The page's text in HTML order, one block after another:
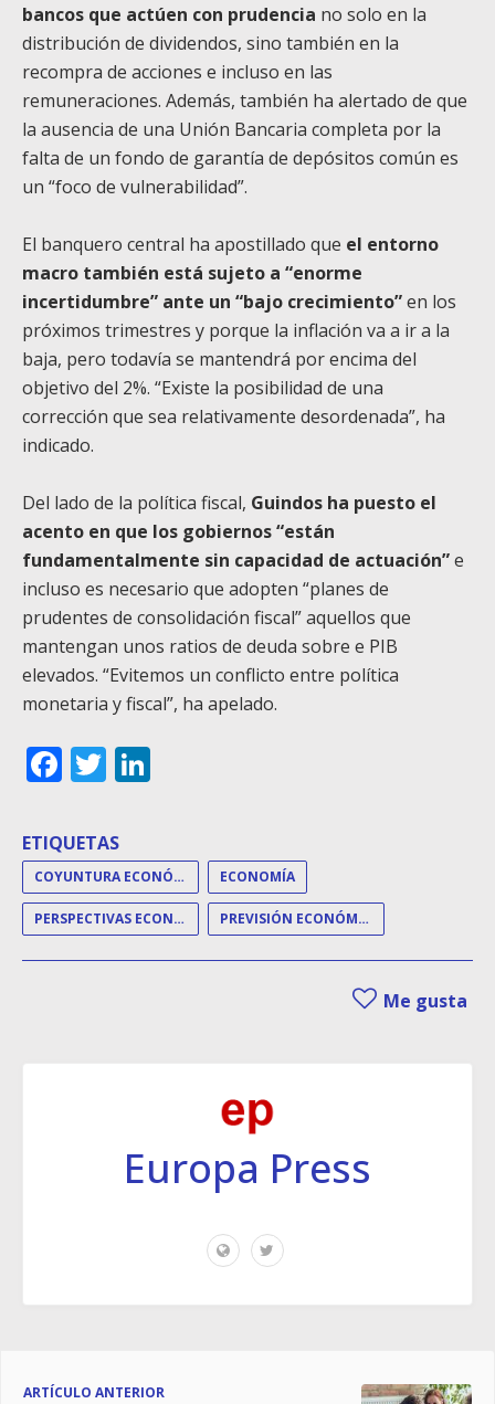
bancos que actúen con prudencia no solo en la
distribución de dividendos, sino también en la
recompra de acciones e incluso en las
remuneraciones. Además, también ha alertado de que
la ausencia de una Unión Bancaria completa por la
falta de un fondo de garantía de depósitos común es
un “foco de vulnerabilidad”.
El banquero central ha apostillado que el entorno
macro también está sujeto a “enorme
incertidumbre” ante un “bajo crecimiento”en los
próximos trimestres y porque la inflación va a ir a la
baja, pero todavía se mantendrá por encima del
objetivo del 2%. “Existe la posibilidad de una
corrección que sea relativamente desordenada”, ha
indicado.
Del lado de la política fiscal, Guindos ha puesto el
acento en que los gobiernos “están
fundamentalmente sin capacidad de actuación”e
incluso es necesario que adopten “planes de
prudentes de consolidación fiscal” aquellos que
mantengan unos ratios de deuda sobre e PIB
elevados. “Evitemos un conflicto entre política
monetaria y fiscal”, ha apelado.
Facebook
Twitter
ETIQUETAS
COYUNTURA ECONÓMICA ECONOMÍA
PERSPECTIVAS ECONÓMICAS PREVISIÓN ECONÓMICA
Me gusta
Europa Press
ARTÍCULO ANTERIOR